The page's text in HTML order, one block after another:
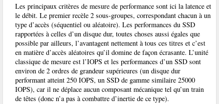
Les principaux critères de mesure de performance sont ici la latence et
le débit. Le premier recèle 2 sous-groupes, correspondant chacun à un
type d’accès (séquentiel ou aléatoire). Les performances du SSD
rapportées à celles d’un disque dur, toutes choses aussi égales que
possible par ailleurs, l’avantagent nettement à tous ces titres et c’est
en matière d’accès aléatoires qu’il domine de façon écrasante. L’unité
classique de mesure est l’IOPS et les performances d’un SSD sont
environ de 2 ordres de grandeur supérieures (un disque dur
performant atteint 250 IOPS, un SSD de gamme similaire 25000
IOPS), car il ne déplace aucun composant mécanique tel qu’un train
de têtes (donc n’a pas à combattre d’inertie de ce type).